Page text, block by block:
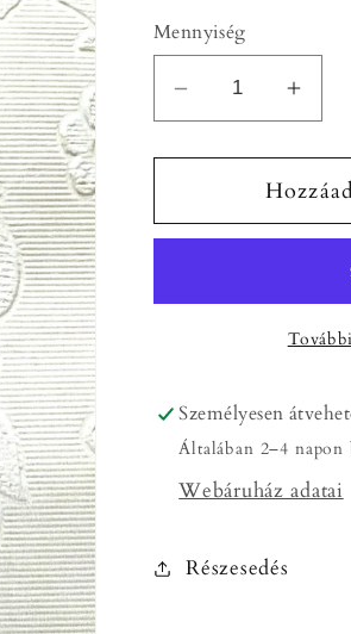
Mennyiség
Vinyl
/
egyedi
Vinyl
/
Személyesen
Általában 2–4 napon
Webáruház adatai
Részesedés